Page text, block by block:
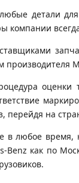
детали
компании
производителя
перейдя на
в любое
Benz как по